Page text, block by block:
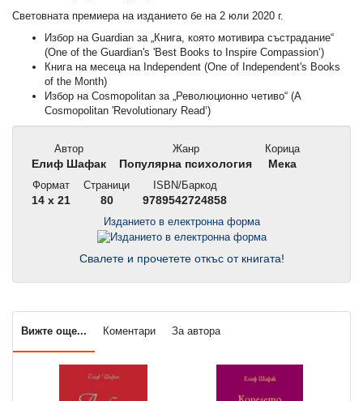
Световната премиера на изданието бе на 2 юли 2020 г.
Избор на Guardian за „Книга, която мотивира състрадание“
(One of the Guardian's 'Best Books to Inspire Compassion‘)
Книга на месеца на Independent (One of Independent's Books
of the Month)
Избор на Cosmopolitan за „Революционно четиво“ (A
Cosmopolitan 'Revolutionary Read‘)
Автор
Елиф Шафак
Жанр
Популярна психология
Корица
Мека
Формат
14 x 21
Страници
80
ISBN/Баркод
9789542724858
Изданието в електронна форма
Свалете и прочетете откъс от книгата!
Вижте още... Коментари За автора